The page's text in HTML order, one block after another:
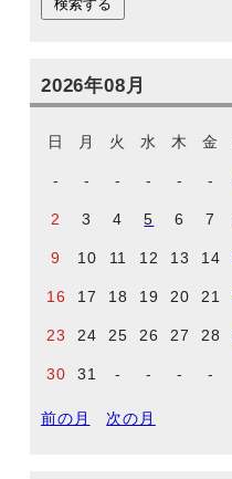
2026年08月
日 月 火 水 木 金
- - - - - -
2 3 4 5 6 7
9 10 11 12 13 14
16 17 18 19 20 21
23 24 25 26 27 28
30 31 - - - -
前の月 次の月